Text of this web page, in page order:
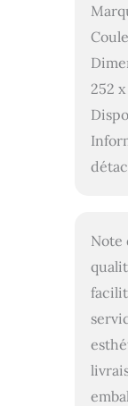
252
Note